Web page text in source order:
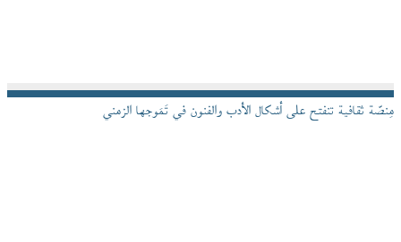
مِنصّة ثقافية تنفتح على أشكال الأدب والفنون في تَمَوجها الزمني